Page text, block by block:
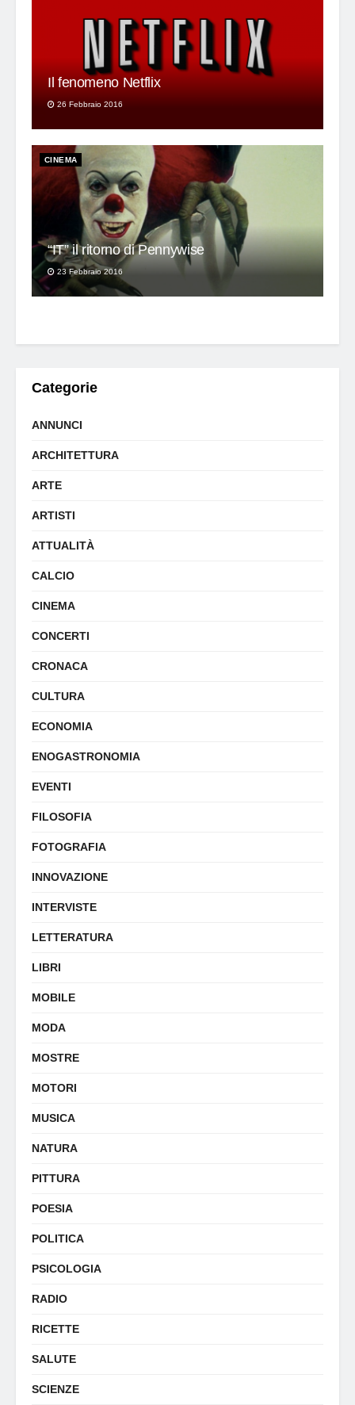
Il fenomeno Netflix
26 Febbraio 2016
CINEMA
“IT” il ritorno di Pennywise
23 Febbraio 2016
Categorie
ANNUNCI
ARCHITETTURA
ARTE
ARTISTI
ATTUALITÀ
CALCIO
CINEMA
CONCERTI
CRONACA
CULTURA
ECONOMIA
ENOGASTRONOMIA
EVENTI
FILOSOFIA
FOTOGRAFIA
INNOVAZIONE
INTERVISTE
LETTERATURA
LIBRI
MOBILE
MODA
MOSTRE
MOTORI
MUSICA
NATURA
PITTURA
POESIA
POLITICA
PSICOLOGIA
RADIO
RICETTE
SALUTE
SCIENZE